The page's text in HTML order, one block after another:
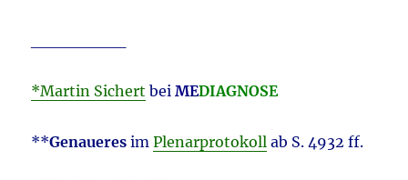
*Martin Sichert beiMEDIAGNOSE
**Genaueres imPlenarprotokoll ab S. 4932 ff.